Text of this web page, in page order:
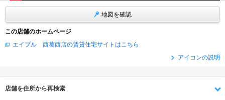
地図を確認
この店舗のホームページ
エイブル 西葛西店の賃貸住宅サイトはこちら
アイコンの説明
店舗を住所から再検索